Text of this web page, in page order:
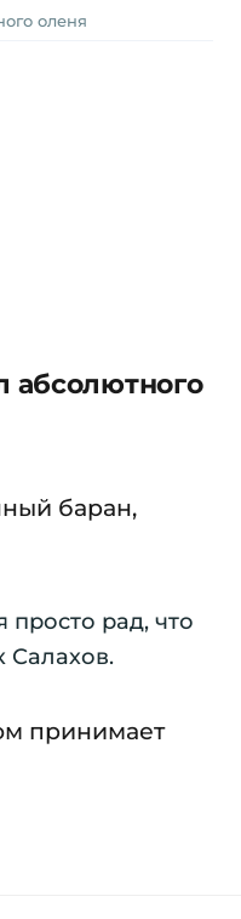
оленя
абсолютного
баран,
просто рад, что
Салахов.
принимает